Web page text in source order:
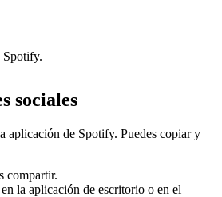
Spotify.
sociales
aplicación de Spotify. Puedes copiar y
compartir.
la aplicación de escritorio o en el